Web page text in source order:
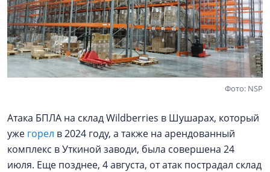
Фото: NSP
Атака БПЛА на склад Wildberries в Шушарах, который
уже горел в 2024 году, а также на арендованный
комплекс в Уткиной заводи, была совершена 24
июля. Еще позднее, 4 августа, от атак пострадал склад